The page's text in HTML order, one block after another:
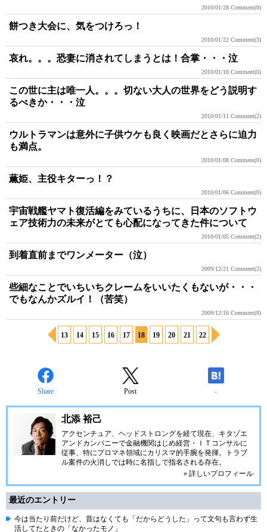
2010/01/28 Comment(0)
餅つき大会に、気をつけろっ！
2010/01/22 Comment(3)
哀れ。。。恐妻に消されてしまうとは！合掌・・・泣
2010/01/18 Comment(0)
この世に主は唯一人。。。切ない大人の世界をどう説明す
るべきか・・・泣
2010/01/11 Comment(2)
ウルトラマンは意外に子供ウケも良く映画だとさらに迫力
も満点。
2010/01/08 Comment(0)
薫姫、主役キターっ！？
2010/01/06 Comment(0)
宇宙戦艦ヤマト復活編をみているうちに、日本のソフトウ
ェア技術力の未来がとても心配になってきた件について
2010/01/05 Comment(2)
到着直前までワンメーター（泣）
2009/12/21 Comment(2)
些細なことでいちいちクレームをいいたくもないが・・・
でもなんかズルイ！（苦笑）
2009/12/16 Comment(8)
13 14 15 16 17 18 19 20 21 22
Share Post -
北添 裕己
アクセンチュア、ヘッドストロングを経て現在、キタゾエ
アンドカンパニーで金融機関はじめ経営・ＩＴコンサルに
従事、特にプロマネ領域にカリスマ的手腕を発揮。トラブ
ル案件の火消しでは時に名指しで指名される存在。
» 詳しいプロフィール
最近のエントリー
今は当たり前だけど、昔はなくても「だからどうした」って文句も言わず生
活してたときの「なかったモノ」